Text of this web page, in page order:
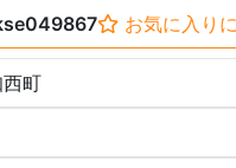
お気に入り
町